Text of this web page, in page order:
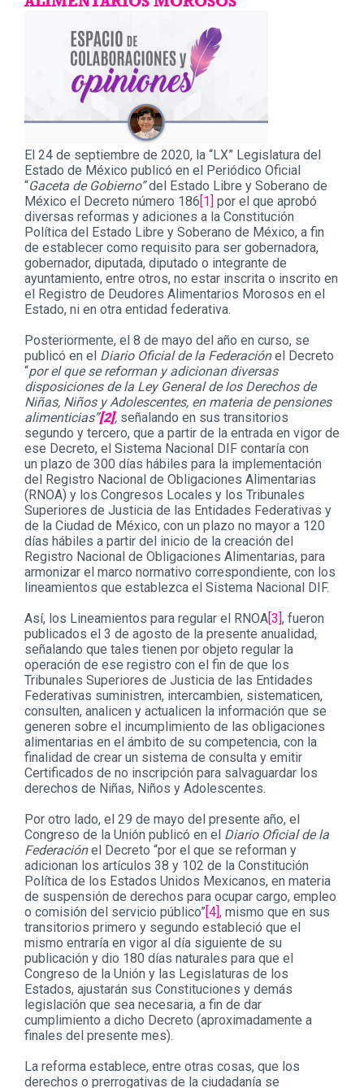
El 24 de septiembre de 2020, la “LX” Legislatura del
Estado de México publicó en el Periódico Oficial
“Gaceta de Gobierno”del Estado Libre y Soberano de
México el Decreto número 186[1] por el que aprobó
diversas reformas y adiciones a la Constitución
Política del Estado Libre y Soberano de México, a fin
de establecer como requisito para ser gobernadora,
gobernador, diputada, diputado o integrante de
ayuntamiento, entre otros, no estar inscrita o inscrito en
el Registro de Deudores Alimentarios Morosos en el
Estado, ni en otra entidad federativa.
Posteriormente, el 8 de mayo del año en curso, se
publicó en el Diario Oficial de la Federaciónel Decreto
“por el que se reforman y adicionan diversas
disposiciones de la Ley General de los Derechos de
Niñas, Niños y Adolescentes, en materia de pensiones
alimenticias”[2], señalando en sus transitorios
segundo y tercero, que a partir de la entrada en vigor de
ese Decreto, el Sistema Nacional DIF contaría con
un plazo de 300 días hábiles para la implementación
del Registro Nacional de Obligaciones Alimentarias
(RNOA) y los Congresos Locales y los Tribunales
Superiores de Justicia de las Entidades Federativas y
de la Ciudad de México, con un plazo no mayor a 120
días hábiles a partir del inicio de la creación del
Registro Nacional de Obligaciones Alimentarias, para
armonizar el marco normativo correspondiente, con los
lineamientos que establezca el Sistema Nacional DIF.
Así, los Lineamientos para regular el RNOA[3], fueron
publicados el 3 de agosto de la presente anualidad,
señalando que tales tienen por objeto regular la
operación de ese registro con el fin de que los
Tribunales Superiores de Justicia de las Entidades
Federativas suministren, intercambien, sistematicen,
consulten, analicen y actualicen la información que se
generen sobre el incumplimiento de las obligaciones
alimentarias en el ámbito de su competencia, con la
finalidad de crear un sistema de consulta y emitir
Certificados de no inscripción para salvaguardar los
derechos de Niñas, Niños y Adolescentes.
Por otro lado, el 29 de mayo del presente año, el
Congreso de la Unión publicó en el Diario Oficial de la
Federaciónel Decreto “por el que se reforman y
adicionan los artículos 38 y 102 de la Constitución
Política de los Estados Unidos Mexicanos, en materia
de suspensión de derechos para ocupar cargo, empleo
o comisión del servicio público”[4], mismo que en sus
transitorios primero y segundo estableció que el
mismo entraría en vigor al día siguiente de su
publicación y dio 180 días naturales para que el
Congreso de la Unión y las Legislaturas de los
Estados, ajustarán sus Constituciones y demás
legislación que sea necesaria, a fin de dar
cumplimiento a dicho Decreto (aproximadamente a
finales del presente mes).
La reforma establece, entre otras cosas, que los
derechos o prerrogativas de la ciudadanía se